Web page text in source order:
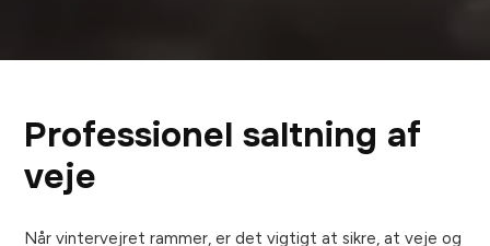
Professionel saltning af
veje
Når vintervejret rammer, er det vigtigt at sikre, at veje og